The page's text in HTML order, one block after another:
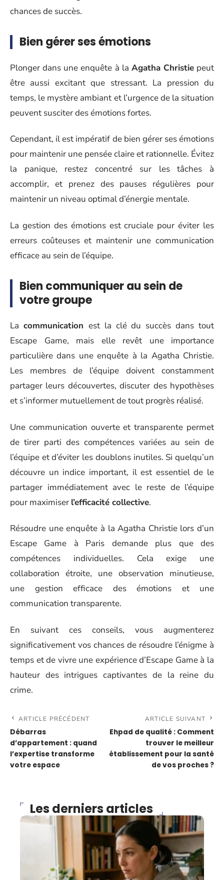
chances de succès.
Bien gérer ses émotions
Plonger dans une enquête à la Agatha Christiepeut
être aussi excitant que stressant. La pression du
temps, le mystère ambiant et l’urgence de la situation
peuvent susciter des émotions fortes.
Cependant, il est impératif de bien gérer ses émotions
pour maintenir une pensée claire et rationnelle. Évitez
la panique, restez concentré sur les tâches à
accomplir, et prenez des pauses régulières pour
maintenir un niveau optimal d’énergie mentale.
La gestion des émotions est cruciale pour éviter les
erreurs coûteuses et maintenir une communication
efficace au sein de l’équipe.
Bien communiquer au sein de
votre groupe
La communication est la clé du succès dans tout
Escape Game, mais elle revêt une importance
particulière dans une enquête à la Agatha Christie.
Les membres de l’équipe doivent constamment
partager leurs découvertes, discuter des hypothèses
et s’informer mutuellement de tout progrès réalisé.
Une communication ouverte et transparente permet
de tirer parti des compétences variées au sein de
l’équipe et d’éviter les doublons inutiles. Si quelqu’un
découvre un indice important, il est essentiel de le
partager immédiatement avec le reste de l’équipe
pour maximiser l’efficacité collective.
Résoudre une enquête à la Agatha Christie lors d’un
Escape Game à Paris demande plus que des
compétences individuelles. Cela exige une
collaboration étroite, une observation minutieuse,
une gestion efficace des émotions et une
communication transparente.
En suivant ces conseils, vous augmenterez
significativement vos chances de résoudre l’énigme à
temps et de vivre une expérience d’Escape Game à la
hauteur des intrigues captivantes de la reine du
crime.
ARTICLE PRÉCÉDENT
Débarras
d’appartement : quand
l’expertise transforme
votre espace
ARTICLE SUIVANT
Ehpad de qualité : Comment
trouver le meilleur
établissement pour la santé
de vos proches ?
Les derniers articles